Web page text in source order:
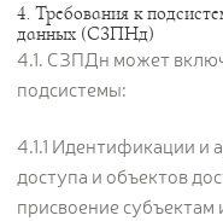
4. Требования к
данных (СЗПНд)
4.1. СЗПДн может
подсистемы:
4.1.1 Идентификации и
доступа и объектов
присвоение